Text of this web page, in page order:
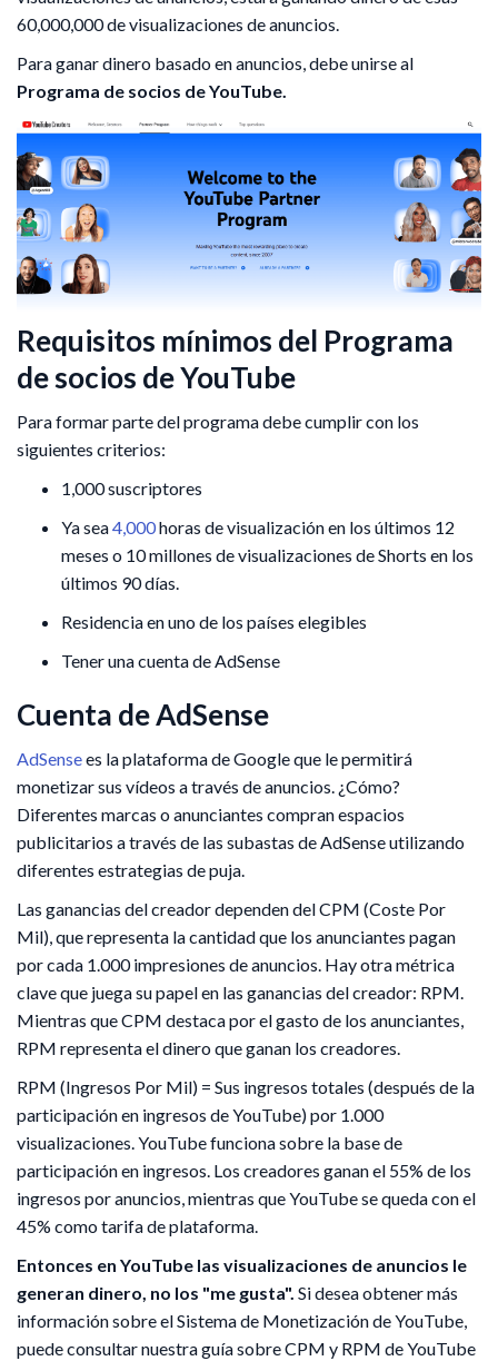
60,000,000 de visualizaciones de anuncios.
Para ganar dinero basado en anuncios, debe unirse al
Programa de socios de YouTube.
Requisitos mínimos del Programa
de socios de YouTube
Para formar parte del programa debe cumplir con los
siguientes criterios:
1,000 suscriptores
Ya sea4,000horas de visualización en los últimos 12
meses o 10 millones de visualizaciones de Shorts en los
últimos 90 días.
Residencia en uno de los países elegibles
Tener una cuenta de AdSense
Cuenta de AdSense
AdSensees la plataforma de Google que le permitirá
monetizar sus vídeos a través de anuncios. ¿Cómo?
Diferentes marcas o anunciantes compran espacios
publicitarios a través de las subastas de AdSense utilizando
diferentes estrategias de puja.
Las ganancias del creador dependen del CPM (Coste Por
Mil), que representa la cantidad que los anunciantes pagan
por cada 1.000 impresiones de anuncios. Hay otra métrica
clave que juega su papel en las ganancias del creador: RPM.
Mientras que CPM destaca por el gasto de los anunciantes,
RPM representa el dinero que ganan los creadores.
RPM (Ingresos Por Mil) = Sus ingresos totales (después de la
participación en ingresos de YouTube) por 1.000
visualizaciones. YouTube funciona sobre la base de
participación en ingresos. Los creadores ganan el 55% de los
ingresos por anuncios, mientras que YouTube se queda con el
45% como tarifa de plataforma.
Entonces en YouTube las visualizaciones de anuncios le
generan dinero, no los "me gusta". Si desea obtener más
información sobre el Sistema de Monetización de YouTube,
puede consultar nuestra guía sobre CPM y RPM de YouTube